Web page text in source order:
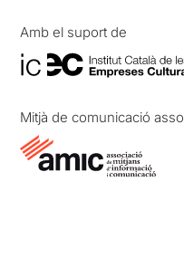
Amb el suport de
Mitjà de comunicació